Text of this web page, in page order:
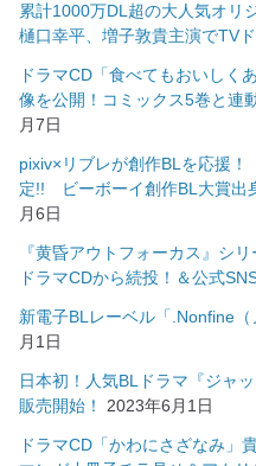
累計1000万DL超の大人気オリ
樋口幸平、増子敦貴主演でTVド
ドラマCD「食べてもおいしく
像を公開！コミックス5巻と連
月7日
pixiv×リブレが創作BLを応援
定!! ビーボーイ創作BL大賞出
月6日
『黄昏アウトフォーカス』シ
ドラマCDから続投！＆公式
新電子BLレーベル「.Nonfine（
月1日
日本初！人気BLドラマ『ジャ
販売開始！
2023年6月1日
ドラマCD「かわにさざなみ